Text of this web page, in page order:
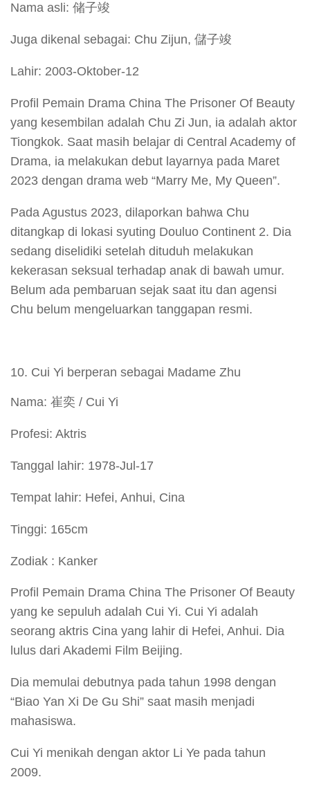
Nama asli: 储子竣
Juga dikenal sebagai: Chu Zijun, 儲子竣
Lahir: 2003-Oktober-12
Profil Pemain Drama China The Prisoner Of Beauty
yang kesembilan adalah Chu Zi Jun, ia adalah aktor
Tiongkok. Saat masih belajar di Central Academy of
Drama, ia melakukan debut layarnya pada Maret
2023 dengan drama web “Marry Me, My Queen”.
Pada Agustus 2023, dilaporkan bahwa Chu
ditangkap di lokasi syuting Douluo Continent 2. Dia
sedang diselidiki setelah dituduh melakukan
kekerasan seksual terhadap anak di bawah umur.
Belum ada pembaruan sejak saat itu dan agensi
Chu belum mengeluarkan tanggapan resmi.
Cui Yi berperan sebagai Madame Zhu
Nama: 崔奕 / Cui Yi
Profesi: Aktris
Tanggal lahir: 1978-Jul-17
Tempat lahir: Hefei, Anhui, Cina
Tinggi: 165cm
Zodiak : Kanker
Profil Pemain Drama China The Prisoner Of Beauty
yang ke sepuluh adalah Cui Yi. Cui Yi adalah
seorang aktris Cina yang lahir di Hefei, Anhui. Dia
lulus dari Akademi Film Beijing.
Dia memulai debutnya pada tahun 1998 dengan
“Biao Yan Xi De Gu Shi” saat masih menjadi
mahasiswa.
Cui Yi menikah dengan aktor Li Ye pada tahun
2009.